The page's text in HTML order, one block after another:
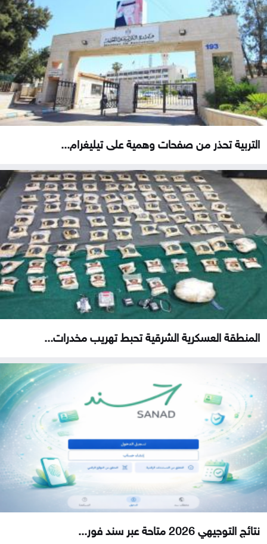
التربية تحذر من صفحات وهمية على تيليغرام...
المنطقة العسكرية الشرقية تحبط تهريب مخدرات...
نتائج التوجيهي 2026 متاحة عبر سند فور...